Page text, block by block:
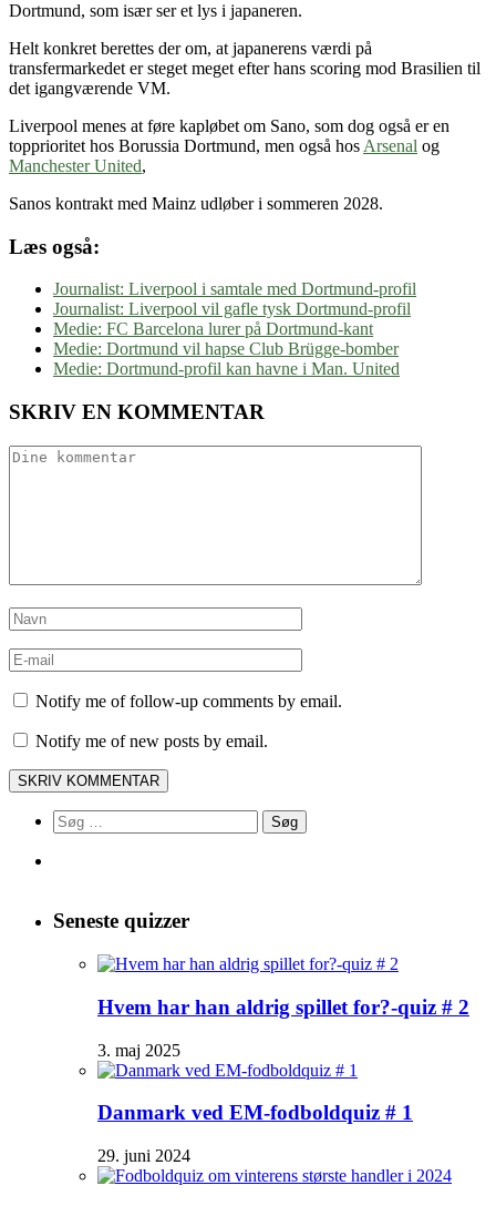
Dortmund, som især ser et lys i japaneren.
Helt konkret berettes der om, at japanerens værdi på
transfermarkedet er steget meget efter hans scoring mod Brasilien til
det igangværende VM.
Liverpool menes at føre kapløbet om Sano, som dog også er en
topprioritet hos Borussia Dortmund, men også hos Arsenal og
Manchester United,
Sanos kontrakt med Mainz udløber i sommeren 2028.
Læs også:
Journalist: Liverpool i samtale med Dortmund-profil
Journalist: Liverpool vil gafle tysk Dortmund-profil
Medie: FC Barcelona lurer på Dortmund-kant
Medie: Dortmund vil hapse Club Brügge-bomber
Medie: Dortmund-profil kan havne i Man. United
SKRIV EN KOMMENTAR
Notify me of follow-up comments by email.
Notify me of new posts by email.
Søg
efter:
Seneste quizzer
Hvem har han aldrig spillet for?-quiz # 2
3. maj 2025
Danmark ved EM-fodboldquiz # 1
29. juni 2024